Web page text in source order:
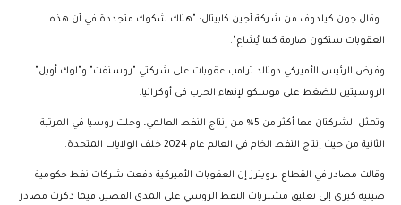
وقال جون كيلدوف من شركة أجين كابيتال: "هناك شكوك متجددة في أن هذه
العقوبات ستكون صارمة كما يُشاع".
وفرض الرئيس الأميركي دونالد ترامب عقوبات على شركتي "روسنفت" و"لوك أويل"
الروسيتين للضغط على موسكو لإنهاء الحرب في أوكرانيا.
وتمثل الشركتان معا أكثر من 5% من إنتاج النفط العالمي، وحلت روسيا في المرتبة
الثانية من حيث إنتاج النفط الخام في العالم عام 2024 خلف الولايات المتحدة.
وقالت مصادر في القطاع لرويترز إن العقوبات الأميركية دفعت شركات نفط حكومية
صينية كبرى إلى تعليق مشتريات النفط الروسي على المدى القصير، فيما ذكرت مصادر